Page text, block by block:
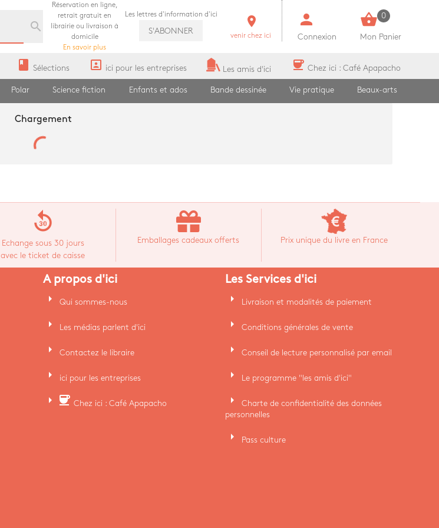
search
Réservation en ligne,
retrait gratuit en
librairie ou livraison à
domicile
En savoir plus
Les lettres d'information d'ici
S'ABONNER
room
venir chez ici
person
Connexion
shopping_basket 0
Mon Panier
book Sélections portrait ici pour les entreprises Les amis d'ici coffee Chez ici : Café Apapacho
Polar Science fiction Enfants et ados Bande dessinée Vie pratique Beaux-arts
Chargement
replay_30
Echange sous 30 jours
avec le ticket de caisse
Emballages cadeaux offerts Prix unique du livre en France
A propos d'ici
arrow_right Qui sommes-nous
arrow_right Les médias parlent d'ici
arrow_right Contactez le libraire
arrow_right ici pour les entreprises
arrow_right coffee Chez ici : Café Apapacho
Les Services d'ici
arrow_right Livraison et modalités de paiement
arrow_right Conditions générales de vente
arrow_right Conseil de lecture personnalisé par email
arrow_right Le programme "les amis d'ici"
arrow_right
Charte de confidentialité des données
personnelles
arrow_right Pass culture